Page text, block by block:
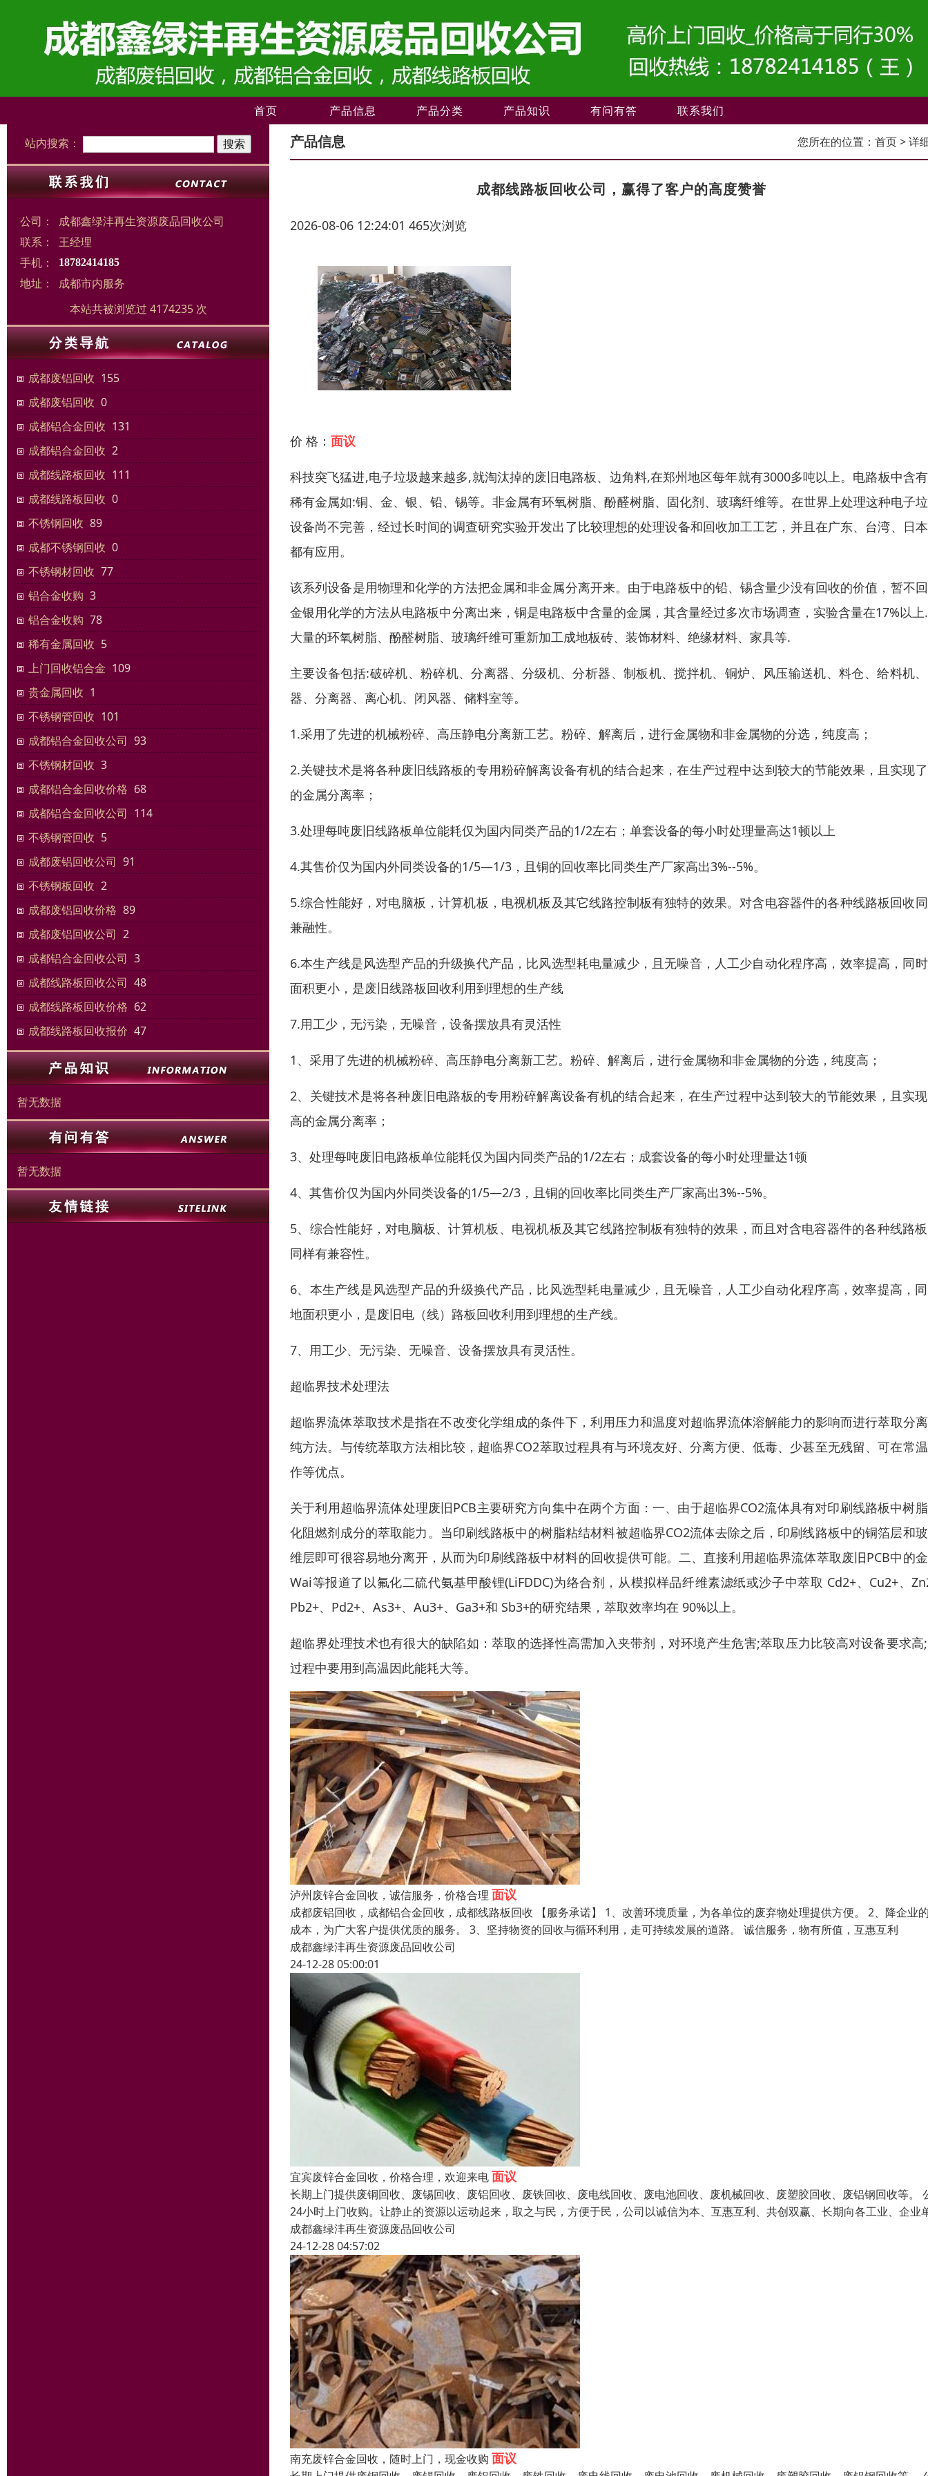
首页 产品信息 产品分类 产品知识 有问有答 联系我们
站内搜索：
公司：
成都鑫绿沣再生资源废品回收公司
联系：
王经理
手机：
18782414185
地址：
成都市内服务
本站共被浏览过 4174235 次
成都废铝回收 155
成都废铝回收 0
成都铝合金回收 131
成都铝合金回收 2
成都线路板回收 111
成都线路板回收 0
不锈钢回收 89
成都不锈钢回收 0
不锈钢材回收 77
铝合金收购 3
铝合金收购 78
稀有金属回收 5
上门回收铝合金 109
贵金属回收 1
不锈钢管回收 101
成都铝合金回收公司 93
不锈钢材回收 3
成都铝合金回收价格 68
成都铝合金回收公司 114
不锈钢管回收 5
成都废铝回收公司 91
不锈钢板回收 2
成都废铝回收价格 89
成都废铝回收公司 2
成都铝合金回收公司 3
成都线路板回收公司 48
成都线路板回收价格 62
成都线路板回收报价 47
暂无数据
暂无数据
产品信息 您所在的位置： 首页> 详
成都线路板回收公司，赢得了客户的高度赞誉
2026-08-06 12:24:01 465次浏览
价 格： 面议
科技突飞猛进,电子垃圾越来越多,就淘汰掉的废旧电路板、边角料,在郑州地区每年就有3000多吨以上。电路板中含
稀有金属如:铜、金、银、铅、锡等。非金属有环氧树脂、酚醛树脂、固化剂、玻璃纤维等。在世界上处理这种电子
设备尚不完善，经过长时间的调查研究实验开发出了比较理想的处理设备和回收加工工艺，并且在广东、台湾、日
都有应用。
该系列设备是用物理和化学的方法把金属和非金属分离开来。由于电路板中的铅、锡含量少没有回收的价值，暂不
金银用化学的方法从电路板中分离出来，铜是电路板中含量的金属，其含量经过多次市场调查，实验含量在17%以上
大量的环氧树脂、酚醛树脂、玻璃纤维可重新加工成地板砖、装饰材料、绝缘材料、家具等.
主要设备包括:破碎机、粉碎机、分离器、分级机、分析器、制板机、搅拌机、铜炉、风压输送机、料仓、给料机
器、分离器、离心机、闭风器、储料室等。
1.采用了先进的机械粉碎、高压静电分离新工艺。粉碎、解离后，进行金属物和非金属物的分选，纯度高；
2.关键技术是将各种废旧线路板的专用粉碎解离设备有机的结合起来，在生产过程中达到较大的节能效果，且实现
的金属分离率；
3.处理每吨废旧线路板单位能耗仅为国内同类产品的1/2左右；单套设备的每小时处理量高达1顿以上
4.其售价仅为国内外同类设备的1/5—1/3，且铜的回收率比同类生产厂家高出3%--5%。
5.综合性能好，对电脑板，计算机板，电视机板及其它线路控制板有独特的效果。对含电容器件的各种线路板回收
兼融性。
6.本生产线是风选型产品的升级换代产品，比风选型耗电量减少，且无噪音，人工少自动化程序高，效率提高，同
面积更小，是废旧线路板回收利用到理想的生产线
7.用工少，无污染，无噪音，设备摆放具有灵活性
1、采用了先进的机械粉碎、高压静电分离新工艺。粉碎、解离后，进行金属物和非金属物的分选，纯度高；
2、关键技术是将各种废旧电路板的专用粉碎解离设备有机的结合起来，在生产过程中达到较大的节能效果，且实
高的金属分离率；
3、处理每吨废旧电路板单位能耗仅为国内同类产品的1/2左右；成套设备的每小时处理量达1顿
4、其售价仅为国内外同类设备的1/5—2/3，且铜的回收率比同类生产厂家高出3%--5%。
5、综合性能好，对电脑板、计算机板、电视机板及其它线路控制板有独特的效果，而且对含电容器件的各种线路
同样有兼容性。
6、本生产线是风选型产品的升级换代产品，比风选型耗电量减少，且无噪音，人工少自动化程序高，效率提高，
地面积更小，是废旧电（线）路板回收利用到理想的生产线。
7、用工少、无污染、无噪音、设备摆放具有灵活性。
超临界技术处理法
超临界流体萃取技术是指在不改变化学组成的条件下，利用压力和温度对超临界流体溶解能力的影响而进行萃取分
纯方法。与传统萃取方法相比较，超临界CO2萃取过程具有与环境友好、分离方便、低毒、少甚至无残留、可在常
作等优点。
关于利用超临界流体处理废旧PCB主要研究方向集中在两个方面：一、由于超临界CO2流体具有对印刷线路板中树
化阻燃剂成分的萃取能力。当印刷线路板中的树脂粘结材料被超临界CO2流体去除之后，印刷线路板中的铜箔层和
维层即可很容易地分离开，从而为印刷线路板中材料的回收提供可能。二、直接利用超临界流体萃取废旧PCB中的
Wai等报道了以氟化二硫代氨基甲酸锂(LiFDDC)为络合剂，从模拟样品纤维素滤纸或沙子中萃取 Cd2+、Cu2+、
Pb2+、Pd2+、As3+、Au3+、Ga3+和 Sb3+的研究结果，萃取效率均在 90%以上。
超临界处理技术也有很大的缺陷如：萃取的选择性高需加入夹带剂，对环境产生危害;萃取压力比较高对设备要求高
过程中要用到高温因此能耗大等。
泸州废锌合金回收，诚信服务，价格合理 面议
成都废铝回收，成都铝合金回收，成都线路板回收 【服务承诺】 1、改善环境质量，为各单位的废弃物处理提供方便。 2、降企业
成本，为广大客户提供优质的服务。 3、坚持物资的回收与循环利用，走可持续发展的道路。 诚信服务，物有所值，互惠互利
成都鑫绿沣再生资源废品回收公司
24-12-28 05:00:01
宜宾废锌合金回收，价格合理，欢迎来电面议
长期上门提供废铜回收、废锡回收、废铝回收、废铁回收、废电线回收、废电池回收、废机械回收、废塑胶回收、废铝钢回收等。
24小时上门收购。让静止的资源以运动起来，取之与民，方便于民，公司以诚信为本、互惠互利、共创双赢、长期向各工业、企业
成都鑫绿沣再生资源废品回收公司
24-12-28 04:57:02
南充废锌合金回收，随时上门，现金收购 面议